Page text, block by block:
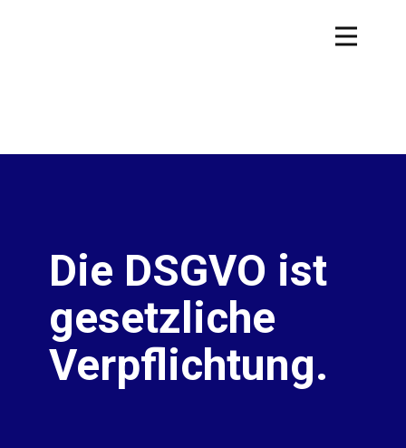
Die DSGVO ist
gesetzliche
Verpflichtung.